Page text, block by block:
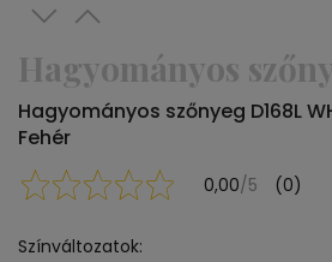
Hagyományos
Hagyományos szőnyeg D168L
Fehér
0,00/5 (0)
Színváltozatok: